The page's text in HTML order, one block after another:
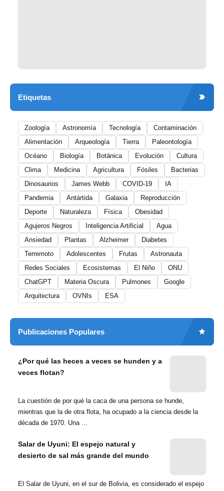
Etiquetas
Zoología Astronomía Tecnología
Contaminación
Alimentación
Arqueología Tierra
Paleontología
Océano
Biología Botánica Evolución
Cultura
Clima
Medicina Agricultura Fósiles
Bacterias
Dinosaurios
James Webb COVID-19
IA
Pandemia
Antártida Galaxia
Reproducción
Deporte
Naturaleza Física
Obesidad
Agujeros Negros
Inteligencia Artificial
Agua
Ansiedad
Plantas Alzheimer
Diabetes
Terremoto
Adolescentes Frutas
Astronauta
Redes Sociales
Ecosistemas El Niño
ONU
ChatGPT
Materia Oscura Pulmones
Google
Arquitectura
OVNIs ESA
Publicaciones Populares
¿Por qué las heces a veces se hunden y a
veces flotan?
La cuestión de por qué la caca de una persona se hunde,
mientras que la de otra flota, ha ocupado a la ciencia desde la
década de 1970. Una ...
Salar de Uyuni: El espejo natural y
desierto de sal más grande del mundo
El Salar de Uyuni, en el sur de Bolivia, es considerado el espejo